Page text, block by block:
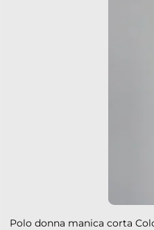
Polo donna manica corta